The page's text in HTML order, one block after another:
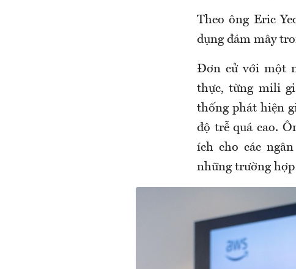
Theo ông Eric
dụng đám mây
Đơn cử với một
thực, từng mili
thống phát hiện
độ trễ quá cao.
ích cho các
những trường